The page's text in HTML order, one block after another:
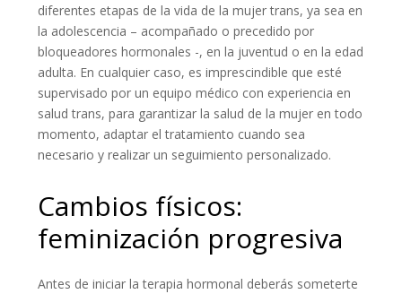
diferentes etapas de la vida de la mujer trans, ya sea en
la adolescencia – acompañado o precedido por
bloqueadores hormonales -, en la juventud o en la edad
adulta. En cualquier caso, es imprescindible que esté
supervisado por un equipo médico con experiencia en
salud trans, para garantizar la salud de la mujer en todo
momento, adaptar el tratamiento cuando sea
necesario y realizar un seguimiento personalizado.
Cambios físicos:
feminización progresiva
Antes de iniciar la terapia hormonal deberás someterte